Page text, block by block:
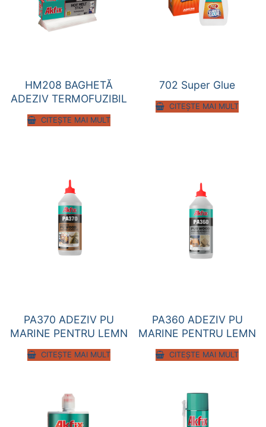
HM208 BAGHETĂ
ADEZIV TERMOFUZIBIL
CITEȘTE MAI MULT
702 Super Glue
CITEȘTE MAI MULT
PA370 ADEZIV PU
MARINE PENTRU LEMN
CITEȘTE MAI MULT
PA360 ADEZIV PU
MARINE PENTRU LEMN
CITEȘTE MAI MULT